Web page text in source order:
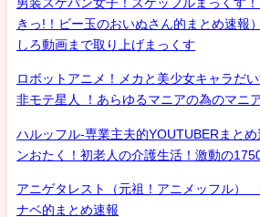
きっ!！ビー玉のおいぬさん的まとめ速
しろ動画まで取り上げまっくす
ロボットアニメ！メカと美少女キャラだ
非モテ星人 ！あらゆるマニアの為のマニ
ハルッフル-専業主夫的YOUTUBERまと
ンおたく！初老人の介護生活！激動の
アニゲタレスト（元祖！アニメッフル）
ナベ的まとめ速報